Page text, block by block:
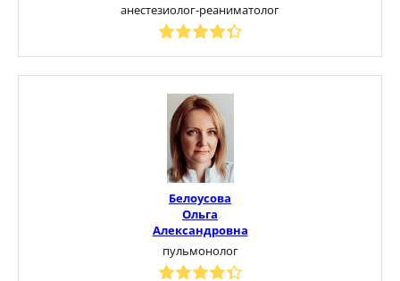
анестезиолог-реаниматолог
Белоусова
Ольга
Александровна
пульмонолог